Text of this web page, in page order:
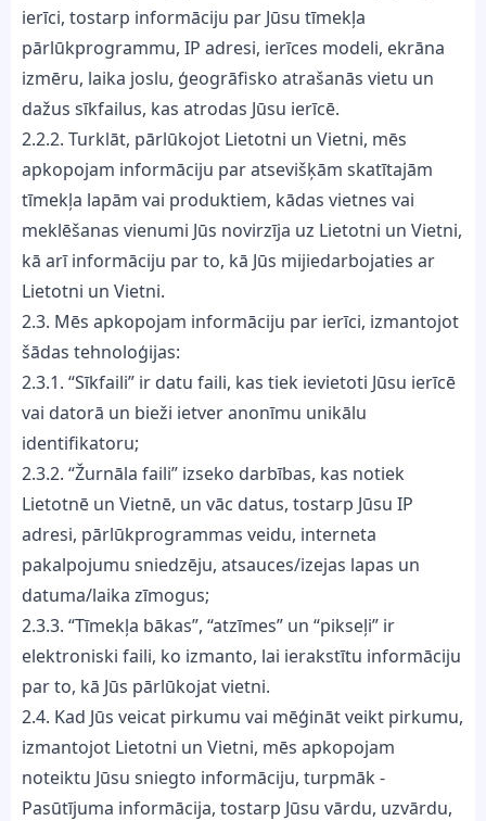
ierīci, tostarp informāciju par Jūsu tīmekļa
pārlūkprogrammu, IP adresi, ierīces modeli, ekrāna
izmēru, laika joslu, ģeogrāfisko atrašanās vietu un
dažus sīkfailus, kas atrodas Jūsu ierīcē.
2.2.2. Turklāt, pārlūkojot Lietotni un Vietni, mēs
apkopojam informāciju par atsevišķām skatītajām
tīmekļa lapām vai produktiem, kādas vietnes vai
meklēšanas vienumi Jūs novirzīja uz Lietotni un Vietni,
kā arī informāciju par to, kā Jūs mijiedarbojaties ar
Lietotni un Vietni.
2.3. Mēs apkopojam informāciju par ierīci, izmantojot
šādas tehnoloģijas:
2.3.1. “Sīkfaili” ir datu faili, kas tiek ievietoti Jūsu ierīcē
vai datorā un bieži ietver anonīmu unikālu
identifikatoru;
2.3.2. “Žurnāla faili” izseko darbības, kas notiek
Lietotnē un Vietnē, un vāc datus, tostarp Jūsu IP
adresi, pārlūkprogrammas veidu, interneta
pakalpojumu sniedzēju, atsauces/izejas lapas un
datuma/laika zīmogus;
2.3.3. “Tīmekļa bākas”, “atzīmes” un “pikseļi” ir
elektroniski faili, ko izmanto, lai ierakstītu informāciju
par to, kā Jūs pārlūkojat vietni.
2.4. Kad Jūs veicat pirkumu vai mēģināt veikt pirkumu,
izmantojot Lietotni un Vietni, mēs apkopojam
noteiktu Jūsu sniegto informāciju, turpmāk -
Pasūtījuma informācija, tostarp Jūsu vārdu, uzvārdu,